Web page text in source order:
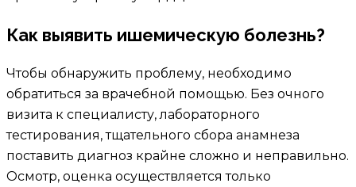
Как выявить ишемическую болезнь?
Чтобы обнаружить проблему, необходимо
обратиться за врачебной помощью. Без очного
визита к специалисту, лабораторного
тестирования, тщательного сбора анамнеза
поставить диагноз крайне сложно и неправильно.
Осмотр, оценка осуществляется только